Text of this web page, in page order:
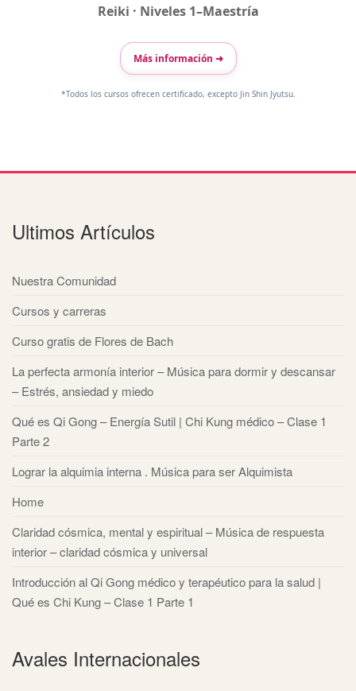
Reiki · Niveles 1–Maestría
Más información ➜
*Todos los cursos ofrecen certificado, excepto Jin Shin Jyutsu.
Ultimos Artículos
Nuestra Comunidad
Cursos y carreras
Curso gratis de Flores de Bach
La perfecta armonía interior – Música para dormir y descansar
– Estrés, ansiedad y miedo
Qué es Qi Gong – Energía Sutil | Chi Kung médico – Clase 1
Parte 2
Lograr la alquimia interna . Música para ser Alquimista
Home
Claridad cósmica, mental y espiritual – Música de respuesta
interior – claridad cósmica y universal
Introducción al Qi Gong médico y terapéutico para la salud |
Qué es Chi Kung – Clase 1 Parte 1
Avales Internacionales